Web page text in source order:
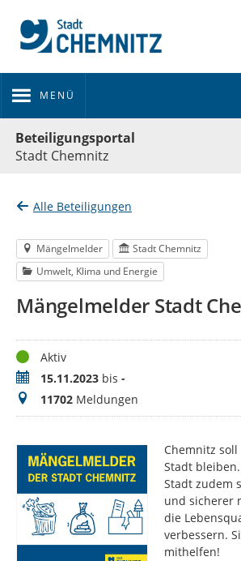
MENÜ
Beteiligungsportal
Stadt Chemnitz
Alle Beteiligungen
Mängelmelder
Stadt Chemnitz
Umwelt, Klima und Energie
Mängelmelder Stadt
StatusAktiv
Zeitraum15.11.2023 bis -
Meldungen
11702 Meldungen
Chemnitz
Stadt
Stadt zudem
und sicherer
die
verbessern.
mithelfen!